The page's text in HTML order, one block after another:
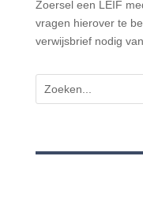
Zoersel een LEIF
vragen hierover te
verwijsbrief nodig